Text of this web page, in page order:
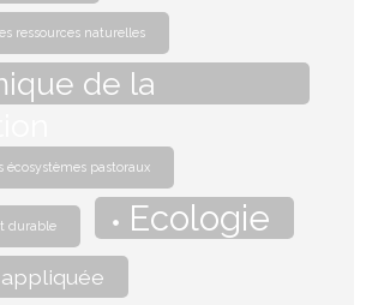
ressources naturelles
de la
écosystèmes pastoraux
durable Ecologie